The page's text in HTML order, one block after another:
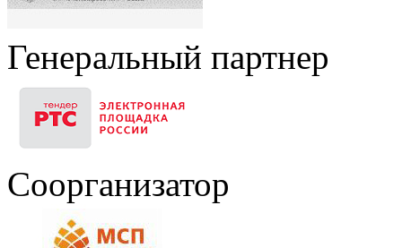
Генеральный партнер
Соорганизатор